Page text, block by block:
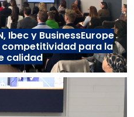
Ibec y BusinessEurope
para la
calidad